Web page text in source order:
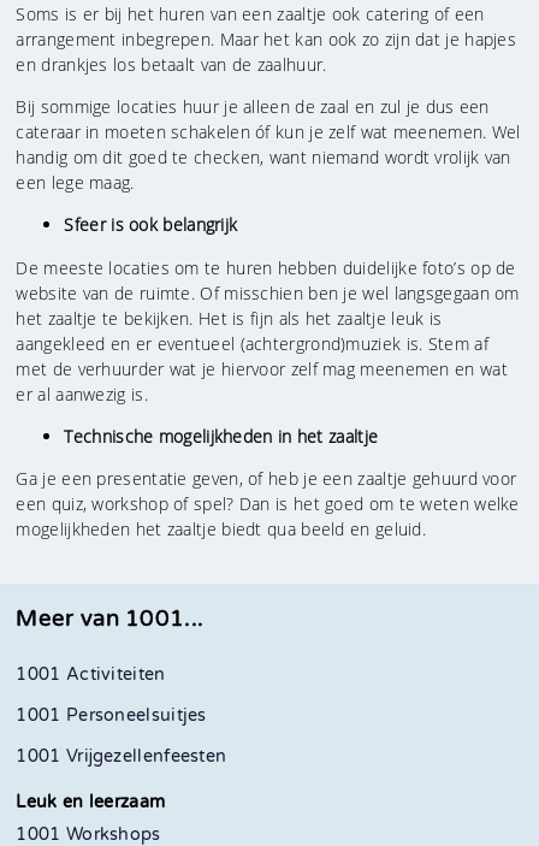
Soms is er bij het huren van een zaaltje ook catering of een
arrangement inbegrepen. Maar het kan ook zo zijn dat je hapjes
en drankjes los betaalt van de zaalhuur.
Bij sommige locaties huur je alleen de zaal en zul je dus een
cateraar in moeten schakelen óf kun je zelf wat meenemen. Wel
handig om dit goed te checken, want niemand wordt vrolijk van
een lege maag.
Sfeer is ook belangrijk
De meeste locaties om te huren hebben duidelijke foto’s op de
website van de ruimte. Of misschien ben je wel langsgegaan om
het zaaltje te bekijken. Het is fijn als het zaaltje leuk is
aangekleed en er eventueel (achtergrond)muziek is. Stem af
met de verhuurder wat je hiervoor zelf mag meenemen en wat
er al aanwezig is.
Technische mogelijkheden in het zaaltje
Ga je een presentatie geven, of heb je een zaaltje gehuurd voor
een quiz, workshop of spel? Dan is het goed om te weten welke
mogelijkheden het zaaltje biedt qua beeld en geluid.
Meer van 1001...
1001 Activiteiten
1001 Personeelsuitjes
1001 Vrijgezellenfeesten
Leuk en leerzaam
1001 Workshops